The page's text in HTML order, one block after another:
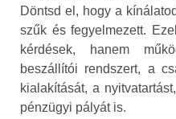
Döntsd el, hogy a
szűk és fegyelmezett.
kérdések, hanem
beszállítói rendszert, a
kialakítását, a
pénzügyi pályát is.